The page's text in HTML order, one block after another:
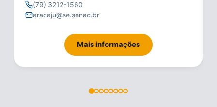
(79) 3212-1560
aracaju@se.senac.br
Mais informações